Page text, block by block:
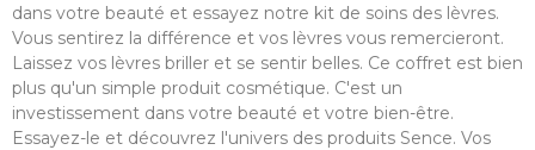
dans votre beauté et essayez notre kit de soins des lèvres.
Vous sentirez la différence et vos lèvres vous remercieront.
Laissez vos lèvres briller et se sentir belles. Ce coffret est bien
plus qu'un simple produit cosmétique. C'est un
investissement dans votre beauté et votre bien-être.
Essayez-le et découvrez l'univers des produits Sence. Vos